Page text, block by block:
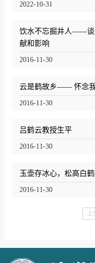
2022-10-31
饮水不忘掘井人——谈
献和影响
2016-11-30
云是鹤故乡—— 怀念
2016-11-30
吕鹤云教授生平
2016-11-30
玉壶存冰心，松高白
2016-11-30
上